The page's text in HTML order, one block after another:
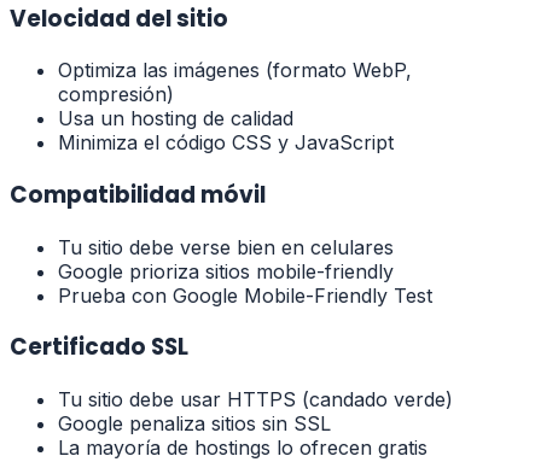
Velocidad del sitio
Optimiza las imágenes (formato WebP,
compresión)
Usa un hosting de calidad
Minimiza el código CSS y JavaScript
Compatibilidad móvil
Tu sitio debe verse bien en celulares
Google prioriza sitios mobile-friendly
Prueba con Google Mobile-Friendly Test
Certificado SSL
Tu sitio debe usar HTTPS (candado verde)
Google penaliza sitios sin SSL
La mayoría de hostings lo ofrecen gratis